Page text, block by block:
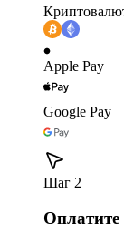
Apple Pay
Google Pay
Шаг 2